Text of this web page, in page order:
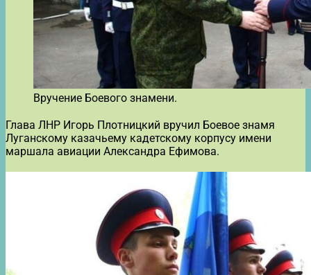
Вручение Боевого знамени.
Глава ЛНР Игорь Плотницкий вручил Боевое знамя
Луганскому казачьему кадетскому корпусу имени
маршала авиации Александра Ефимова.